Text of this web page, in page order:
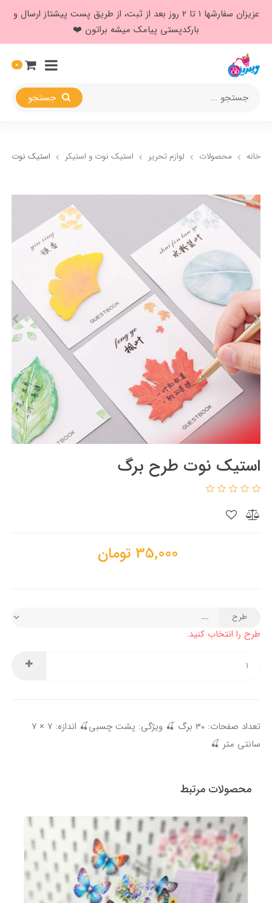
عزیزان سفارشها ۱ تا ۲ روز بعد از ثبت، از طریق پست پیشتاز ارسال و
بارکدپستی پیامک میشه براتون ❤️
0
خانه محصولات لوازم تحریر استیک نوت و استیکر استیک نوت
استیک نوت طرح برگ
35,000 تومان
طرح
طرح را انتخاب کنید.
تعداد صفحات: ۳۰ برگ 🍒 ویژگی: پشت چسبی🍒 اندازه: ۷ × ۷
سانتی متر 🍒
محصولات مرتبط